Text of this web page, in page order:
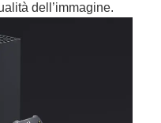
dell’immagine.